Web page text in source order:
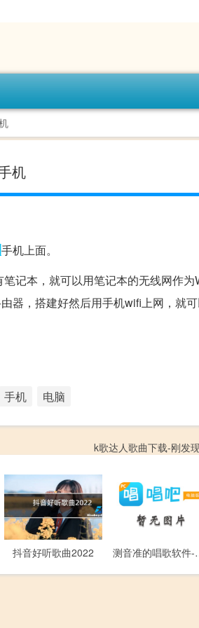
机
手机上面。
记本，就可以用笔记本的无线网作
器，搭建好然后用手机wifi上网，就
手机 电脑
k歌达人歌曲下载-刚发
抖音好听歌曲2022 测音准